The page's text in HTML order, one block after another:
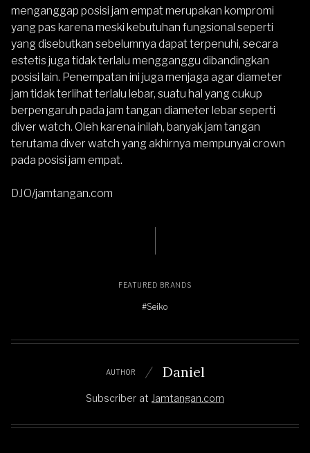
menganggap posisi jam empat merupakan kompromi
yang pas karena meski kebutuhan fungsional seperti
yang disebutkan sebelumnya dapat terpenuhi, secara
estetis juga tidak terlalu mengganggu dibandingkan
posisi lain. Penempatan ini juga menjaga agar diameter
jam tidak terlihat terlalu lebar, suatu hal yang cukup
berpengaruh pada jam tangan diameter lebar seperti
diver watch. Oleh karena inilah, banyak jam tangan
terutama diver watch yang akhirnya mempunyai crown
pada posisi jam empat.
DJO/jamtangan.com
FEATURED BRANDS
#Seiko
AUTHOR Daniel
Subscriber at Jamtangan.com